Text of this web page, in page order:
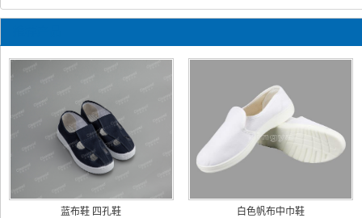
蓝布鞋 四孔鞋 白色帆布中巾鞋